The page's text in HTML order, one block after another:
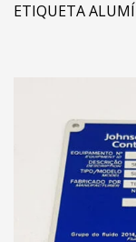
ETIQUETA